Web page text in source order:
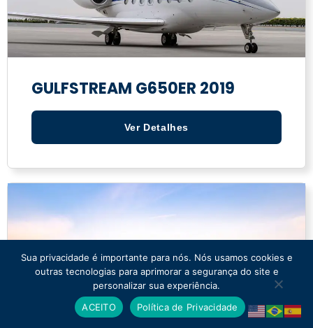
GULFSTREAM G650ER 2019
Ver Detalhes
Sua privacidade é importante para nós. Nós usamos cookies e
outras tecnologias para aprimorar a segurança do site e
personalizar sua experiência.
ACEITO
Política de Privacidade